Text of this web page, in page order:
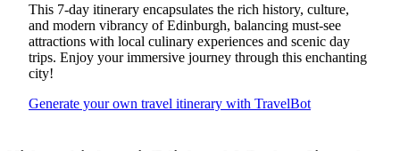
This 7-day itinerary encapsulates the rich history, culture,
and modern vibrancy of Edinburgh, balancing must-see
attractions with local culinary experiences and scenic day
trips. Enjoy your immersive journey through this enchanting
city!
Generate your own travel itinerary with TravelBot